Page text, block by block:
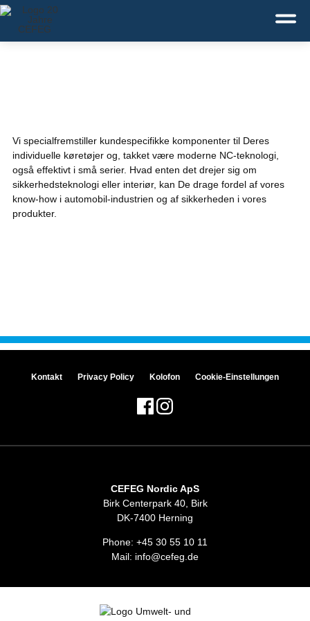
Deutsch
Vi specialfremstiller kundespecifikke komponenter til Deres
individuelle køretøjer og, takket være moderne NC-teknologi,
også effektivt i små serier. Hvad enten det drejer sig om
sikkerhedsteknologi eller interiør, kan De drage fordel af vores
know-how i automobil-industrien og af sikkerheden i vores
produkter.
Kontakt Privacy Policy Kolofon Cookie-Einstellungen
CEFEG Nordic ApS
Birk Centerpark 40, Birk
DK-7400 Herning
Phone: +45 30 55 10 11
Mail: info@cefeg.de